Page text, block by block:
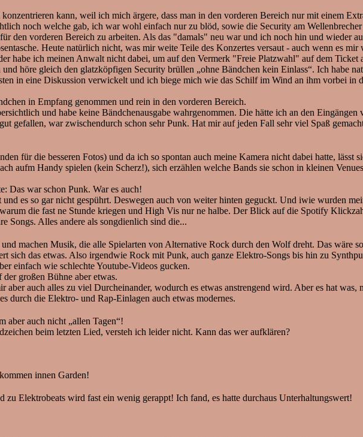
kann, weil ich mich ärgere, dass man in den vorderen Bereich nur mit einem
noch welche gab, ich war wohl einfach nur zu blöd, sowie die Security am
den vorderen Bereich zu arbeiten. Als das "damals" neu war und ich noch hin und wieder
Heute natürlich nicht, was mir weite Teile des Konzertes versaut - auch wenn es
habe ich meinen Anwalt nicht dabei, um auf den Vermerk "Freie Platzwahl" auf dem Ticket
höre gleich den glatzköpfigen Security brüllen „ohne Bändchen kein Einlass“. Ich habe
in eine Diskussion verwickelt und ich biege mich wie das Schilf im Wind an ihm vorbei in
in Empfang genommen und rein in den vorderen Bereich.
und habe keine Bändchenausgabe wahrgenommen. Die hätte ich an den Eingängen
gefallen, war zwischendurch schon sehr Punk. Hat mir auf jeden Fall sehr viel Spaß
für die besseren Fotos) und da ich so spontan auch meine Kamera nicht dabei hatte, lässt
aufm Handy spielen (kein Scherz!), sich erzählen welche Bands sie schon in kleinen
Das war schon Punk. War es auch!
es so gar nicht gespührt. Deswegen auch von weiter hinten geguckt. Und iwie wurden
die fast ne Stunde kriegen und High Vis nur ne halbe. Der Blick auf die Spotify
Songs. Alles andere als songdienlich sind die...
machen Musik, die alle Spielarten von Alternative Rock durch den Wolf dreht. Das wäre
sich das etwas. Also irgendwie Rock mit Punk, auch ganze Elektro-Songs bis hin zu
einfach wie schlechte Youtube-Videos gucken.
großen Bühne aber etwas.
aber auch alles zu viel Durcheinander, wodurch es etwas anstrengend wird. Aber es hat
durch die Elektro- und Rap-Einlagen auch etwas modernes.
aber auch nicht „allen Tagen“!
beim letzten Lied, versteh ich leider nicht. Kann das wer aufklären?
innen Garden!
Elektrobeats wird fast ein wenig gerappt! Ich fand, es hatte durchaus Unterhaltungswert!